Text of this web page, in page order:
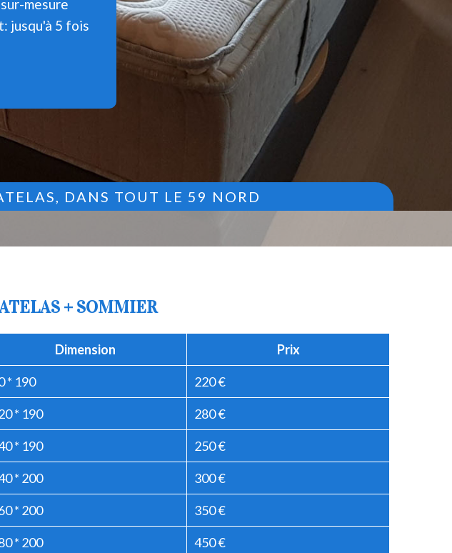
mesure
jusqu'à 5 fois
DANS TOUT LE 59 NORD
+ SOMMIER
Dimension Prix
* 190 220 €
* 190 280 €
* 190 250 €
* 200 300 €
* 200 350 €
* 200 450 €